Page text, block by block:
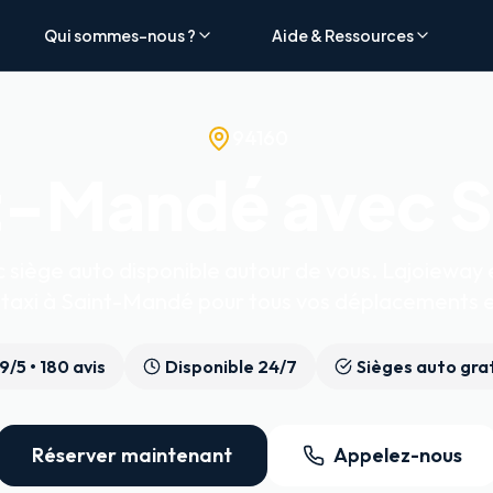
Qui sommes-nous ? Aide & Ressources
/5 • 180 avis Disponible 24/7 Sièges auto
Réserver maintenant Appelez-nous